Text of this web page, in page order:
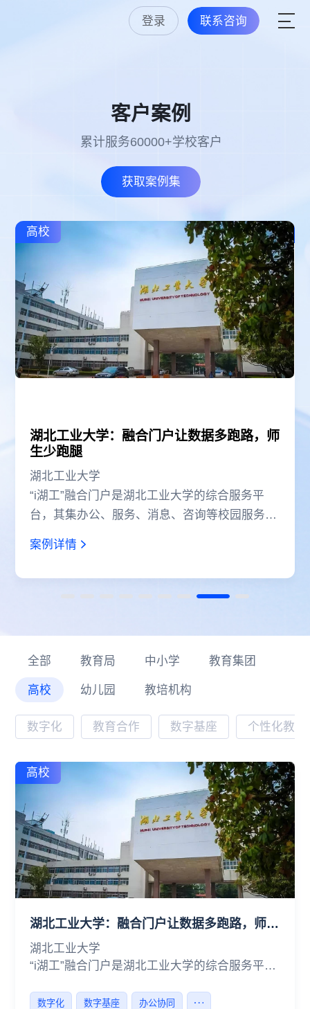
登录 联系咨询
客户案例
累计服务60000+学校客户
获取案例集
西安建筑科技大学数字化招生的创新与实践
西安建筑科技大学
数字化招生怎么做？
案例详情
高校
全部 教育局 中小学 教育集团
高校 幼儿园 教培机构
数字化 教育合作 数字基座 个性化教学
高校
湖北工业大学：融合门户让数据多跑路，师生少跑腿
湖北工业大学
“i湖工”融合门户是湖北工业大学的综合服务平
一体，该校师生足不出户，动动手指就能享受丰
数字化 数字基座 办公协同